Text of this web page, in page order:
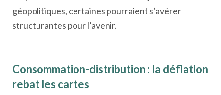
géopolitiques, certaines pourraient s’avérer
structurantes pour l’avenir.
Consommation-distribution : la déflation
rebat les cartes